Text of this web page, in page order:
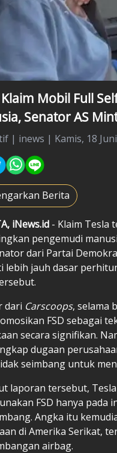
Mobil Full
Senator AS
| inews | Kamis, 18
Berita
iNews.id - Klaim Tesla
pengemudi
dari Partai
lebih jauh dasar
dari Carscoops, selama
FSD sebagai
secara signifikan.
dugaan
seimbang untuk
laporan tersebut,
FSD hanya pada
Angka itu
di Amerika Serikat,
airbag.